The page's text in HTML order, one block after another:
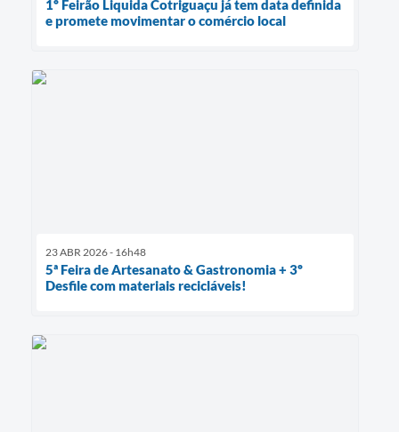
1º Feirão Liquida Cotriguaçu já tem data definida
e promete movimentar o comércio local
23 ABR 2026 - 16h48
5ª Feira de Artesanato & Gastronomia + 3º
Desfile com materiais recicláveis!